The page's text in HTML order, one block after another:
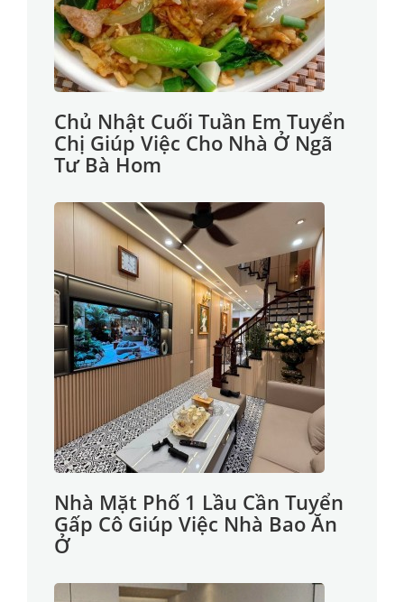
Chủ Nhật Cuối Tuần Em Tuyển
Chị Giúp Việc Cho Nhà Ở Ngã
Tư Bà Hom
Nhà Mặt Phố 1 Lầu Cần Tuyển
Gấp Cô Giúp Việc Nhà Bao Ăn
Ở